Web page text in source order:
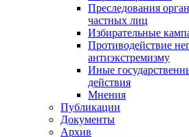
Преследования
частных лиц
Избирательные
Противодействие
антиэкстремизму
Иные
действия
Мнения
Публикации
Документы
Архив